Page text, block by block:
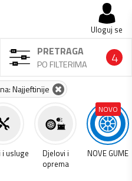
Uloguj se
PRETRAGA
PO FILTERIMA 4
Najjeftinije
i usluge
Djelovi i
oprema
NOVO
NOVE GUME